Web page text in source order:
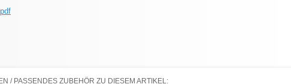
/ PASSENDES ZUBEHÖR ZU DIESEM ARTIKEL: